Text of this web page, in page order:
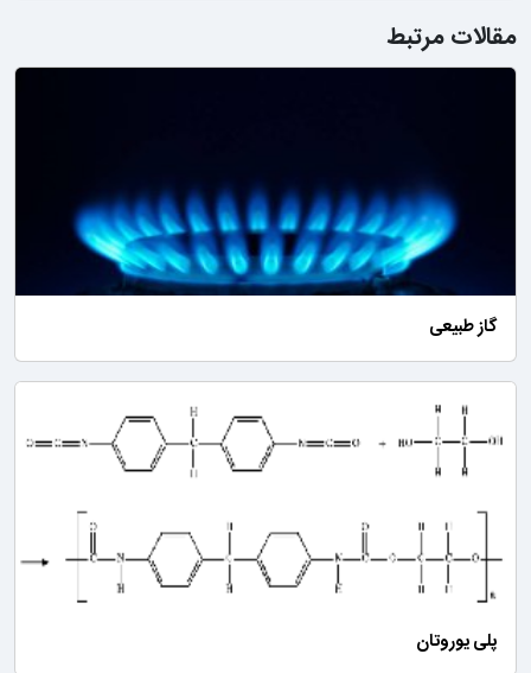
مقالات مرتبط
گاز طبیعی
پلی یوروتان